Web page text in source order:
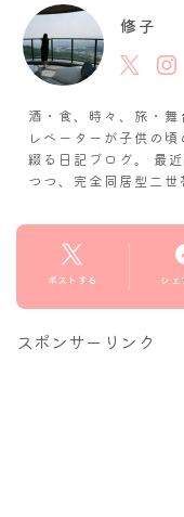
修子
酒・食、時々、旅・
レベーターが子供の
綴る日記ブログ。 最
つつ、完全同居型二世
ポストする シェ
スポンサーリンク